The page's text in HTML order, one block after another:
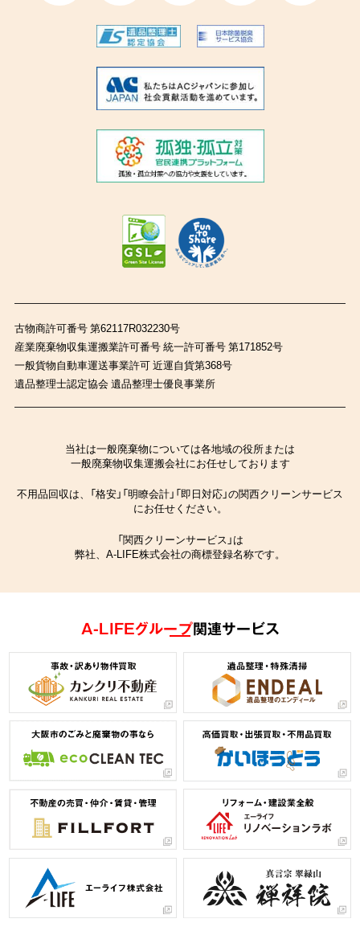
古物商許可番号 第62117R032230号
産業廃棄物収集運搬業許可番号 統一許可番号 第171852号
一般貨物自動車運送事業許可 近運自貨第368号
遺品整理士認定協会 遺品整理士優良事業所
当社は一般廃棄物については各地域の役所または
一般廃棄物収集運搬会社にお任せしております
不用品回収は、「格安」「明瞭会計」「即日対応」の関西クリーンサービス
にお任せください。
「関西クリーンサービス」は
弊社、A-LIFE株式会社の商標登録名称です。
A-LIFEグループ関連サービス